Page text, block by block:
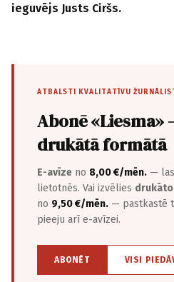
ieguvējs Justs Ciršs.
ATBALSTI KVALITATĪVU
Abonē
drukātā formātā
E-avīze no 8,00 €/mēn. —
lietotnēs. Vai izvēlies
no 9,50 €/mēn. — pastkastē
pieeju arī e-avīzei.
ABONĒT VISI